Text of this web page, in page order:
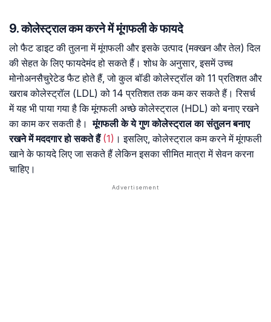
9. कोलेस्ट्राल कम करने में मूंगफली के फायदे
लो फैट डाइट की तुलना में मूंगफली और इसके उत्पाद (मक्खन और तेल) दिल
की सेहत के लिए फायदेमंद हो सकते हैं। शोध के अनुसार, इसमें उच्च
मोनोअनसैचुरेटेड फैट होते हैं, जो कुल बॉडी कोलेस्ट्रॉल को 11 प्रतिशत और
खराब कोलेस्ट्रॉल (LDL) को 14 प्रतिशत तक कम कर सकते हैं। रिसर्च
में यह भी पाया गया है कि मूंगफली अच्छे कोलेस्ट्राल (HDL) को बनाए रखने
का काम कर सकती है। मूंगफली के ये गुण कोलेस्ट्राल का संतुलन बनाए
रखने में मददगार हो सकते हैं (1) । इसलिए, कोलेस्ट्राल कम करने में मूंगफली
खाने के फायदे लिए जा सकते हैं लेकिन इसका सीमित मात्रा में सेवन करना
चाहिए।